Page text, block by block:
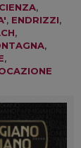
,
, ENDRIZZI,
,
,
,